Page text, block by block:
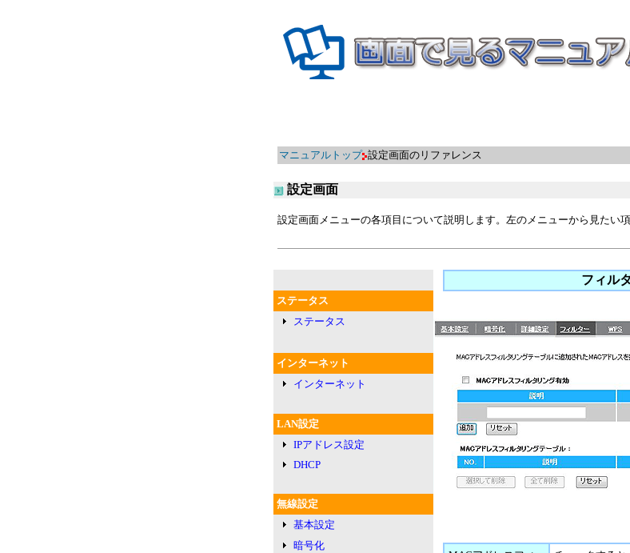
マニュアルトップ 設定画面のリファレンス
設定画面
設定画面メニューの各項目について説明します。左のメニューから見たい
ステータス
ステータス
インターネット
インターネット
LAN設定
IPアドレス設定
DHCP
無線設定
基本設定
暗号化
フィル